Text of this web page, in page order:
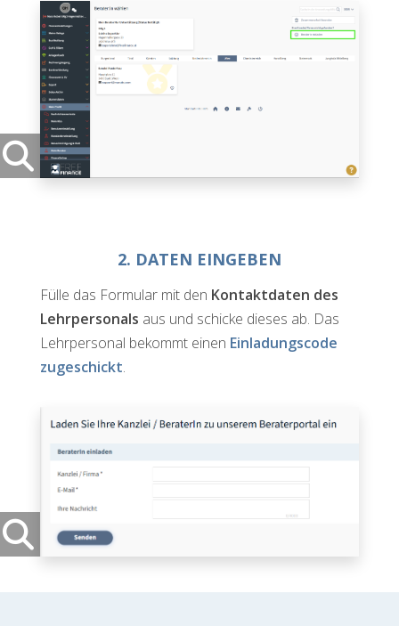
2. DATEN EINGEBEN
Fülle das Formular mit den Kontaktdaten des
Lehrpersonals aus und schicke dieses ab. Das
Lehrpersonal bekommt einen Einladungscode
zugeschickt.